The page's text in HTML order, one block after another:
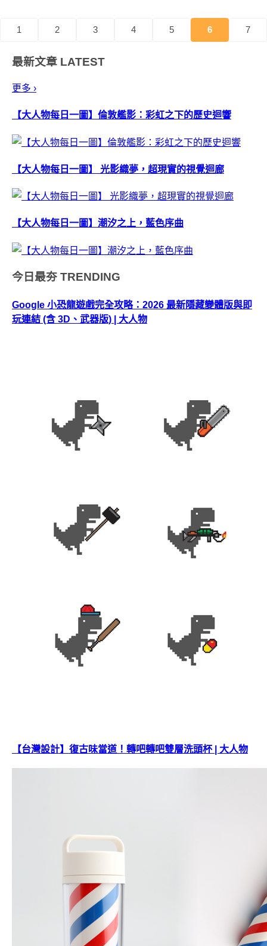
1 2 3 4 5 6 7
最新文章 LATEST
更多 ›
【大人物每日一圖】倫敦艦影：彩虹之下的歷史迴響
【大人物每日一圖】 光影織夢，超現實的視覺迴廊
【大人物每日一圖】潮汐之上，藍色序曲
今日最夯 TRENDING
Google 小恐龍遊戲完全攻略：2026 最新隱藏變體版與即
玩連結 (含 3D、武器版) | 大人物
【台灣設計】復古味當道！轉吧轉吧雙層洗頭杯 | 大人物